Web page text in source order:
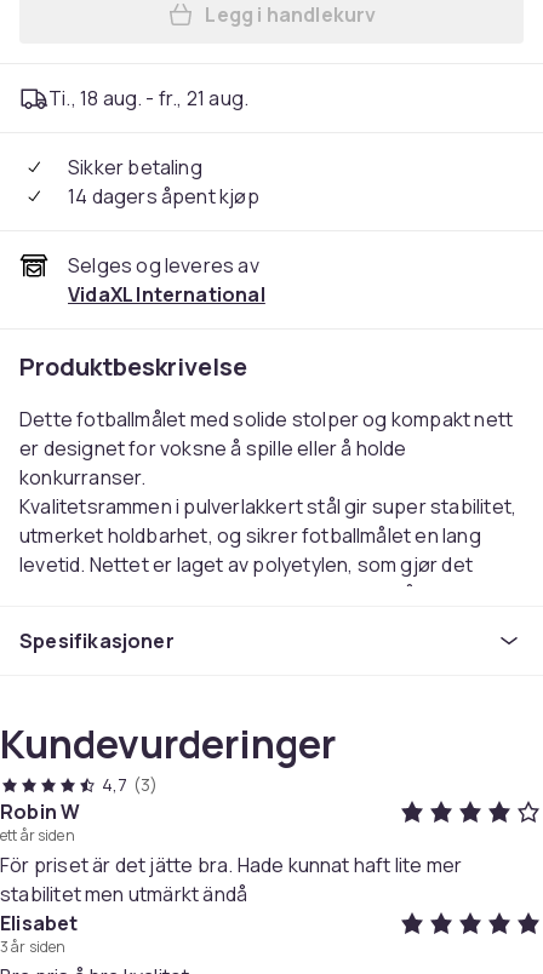
Legg vidaXL Fotballmål
Legg i handlekurv
Ti., 18 aug. - fr., 21 aug.
Sikker betaling
14 dagers åpent kjøp
Selges og leveres av
VidaXL International
Produktbeskrivelse
Dette fotballmålet med solide stolper og kompakt nett
er designet for voksne å spille eller å holde
konkurranser.
Kvalitetsrammen i pulverlakkert stål gir super stabilitet,
utmerket holdbarhet, og sikrer fotballmålet en lang
levetid. Nettet er laget av polyetylen, som gjør det
værbestandig og vannbestandig. Fotballmålet leveres
enkelt å sette opp. Advarsel: Ikke klatre på eller henge i
Materiale ramme: pulverlakkert stål
Materiale nett: PE
Samlet mål: 366 x 122 x 182 cm (B x D x H)
Mål netting: 10 x 10 cm (L x B)
Diameter rør: 25/31 mm
Værbestandig
Montering kreves: ja
Spesifikasjoner
Kundevurderinger
4,7 (3)
Robin W
ett år siden
För priset är det jätte bra. Hade kunnat haft lite mer
stabilitet men utmärkt ändå
Elisabet
3 år siden